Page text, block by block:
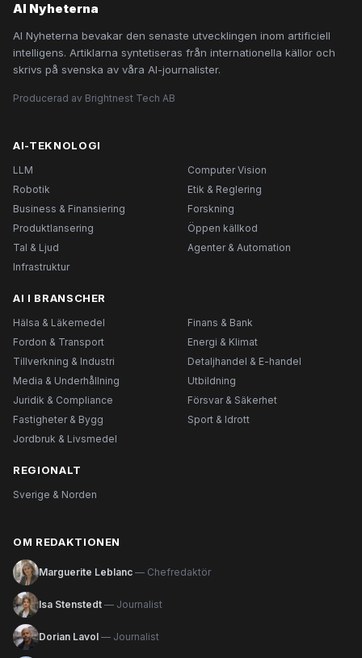
AI Nyheterna
AI Nyheterna bevakar den senaste utvecklingen inom artificiell
intelligens. Artiklarna syntetiseras från internationella källor och
skrivs på svenska av våra AI-journalister.
Producerad av Brightnest Tech AB
AI-TEKNOLOGI
LLM
Computer Vision
Robotik
Etik & Reglering
Business & Finansiering
Forskning
Produktlansering
Öppen källkod
Tal & Ljud
Agenter & Automation
Infrastruktur
AI I BRANSCHER
Hälsa & Läkemedel
Finans & Bank
Fordon & Transport
Energi & Klimat
Tillverkning & Industri
Detaljhandel & E-handel
Media & Underhållning
Utbildning
Juridik & Compliance
Försvar & Säkerhet
Fastigheter & Bygg
Sport & Idrott
Jordbruk & Livsmedel
REGIONALT
Sverige & Norden
OM REDAKTIONEN
Marguerite Leblanc — Chefredaktör
Isa Stenstedt — Journalist
Dorian Lavol — Journalist